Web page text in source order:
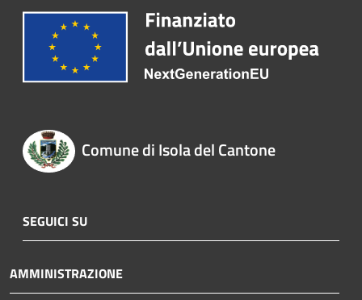
Comune di Isola del Cantone
SEGUICI SU
AMMINISTRAZIONE